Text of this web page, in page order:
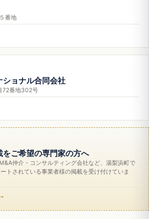
番地
ショナル合同会社
72番地302号
をご希望の専門家の方へ
仲介・コンサルティング会社など、湯梨浜町で
トされている事業者様の掲載を受け付けていま